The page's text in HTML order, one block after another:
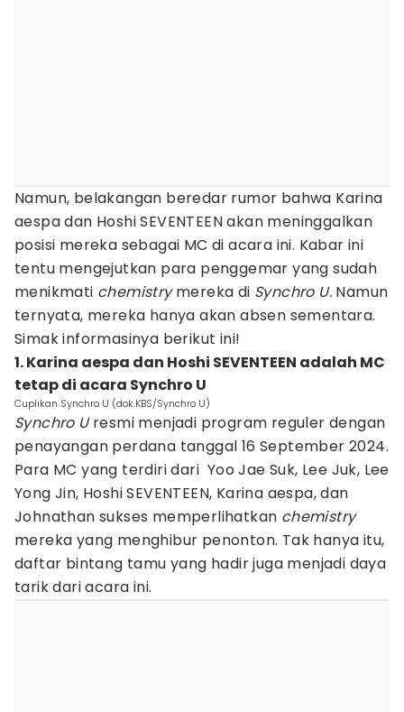
Namun, belakangan beredar rumor bahwa Karina
aespa dan Hoshi SEVENTEEN akan meninggalkan
posisi mereka sebagai MC di acara ini. Kabar ini
tentu mengejutkan para penggemar yang sudah
menikmati chemistrymereka di Synchro U. Namun
ternyata, mereka hanya akan absen sementara.
Simak informasinya berikut ini!
1. Karina aespa dan Hoshi SEVENTEEN adalah MC
tetap di acara Synchro U
Cuplikan Synchro U (dok.KBS/Synchro U)
Synchro Uresmi menjadi program reguler dengan
penayangan perdana tanggal 16 September 2024.
Para MC yang terdiri dari Yoo Jae Suk, Lee Juk, Lee
Yong Jin, Hoshi SEVENTEEN, Karina aespa, dan
Johnathan sukses memperlihatkan chemistry
mereka yang menghibur penonton. Tak hanya itu,
daftar bintang tamu yang hadir juga menjadi daya
tarik dari acara ini.